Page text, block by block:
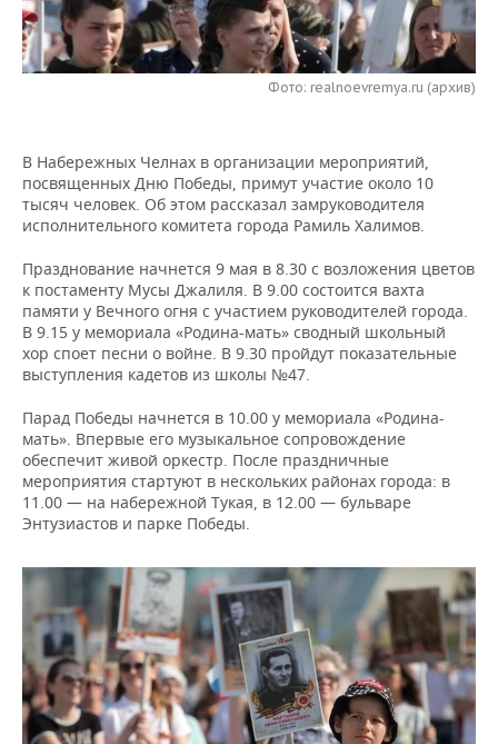
НЕФТЕХИМИЯ
НЕФТЬ
ЭНЕРГЕТИКА
РОЗНИЧНАЯ ТОРГОВЛЯ
НОВОСТИ ТЕХНОЛОГИЙ
ТЕЛЕКОММУНИКАЦИИ
МЕРОПРИЯТИЯ
БИЗНЕС-БРАНЧИ
ОТКРЫТАЯ ЛЕКЦИЯ
ФУТБОЛ
БАСКЕТБОЛ
ВОЛЕЙБОЛ
ФИГУРНОЕ КАТАНИЕ
ВОДНЫЕ ВИДЫ СПОРТА
НОВОСТИ ОБЩЕСТВА
ИНФРАСТРУКТУРА
ИСТОРИЯ
МЕДИЦИНА
ОБРАЗОВАНИЕ
ФОТОГАЛЕРЕЯ
СПРАВОЧНИК
СПИСОК ПЕРСОН
ПОЛНАЯ ВЕРСИЯ
Фото: realnoevremya.ru (архив)
В Набережных Челнах в организации мероприятий,
посвященных Дню Победы, примут участие около 10
тысяч человек. Об этом рассказал замруководителя
исполнительного комитета города Рамиль Халимов.
Празднование начнется 9 мая в 8.30 с возложения цветов
к постаменту Мусы Джалиля. В 9.00 состоится вахта
памяти у Вечного огня с участием руководителей города.
В 9.15 у мемориала «Родина-мать» сводный школьный
хор споет песни о войне. В 9.30 пройдут показательные
выступления кадетов из школы №47.
Парад Победы начнется в 10.00 у мемориала «Родина-
мать». Впервые его музыкальное сопровождение
обеспечит живой оркестр. После праздничные
мероприятия стартуют в нескольких районах города: в
11.00 — на набережной Тукая, в 12.00 — бульваре
Энтузиастов и парке Победы.